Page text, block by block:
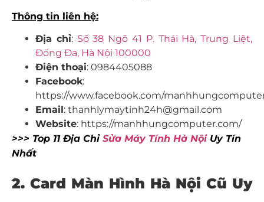
Thông tin liên hệ:
Địa chỉ: Số 38 Ngõ 41 P. Thái Hà, Trung Liệt,
Đống Đa, Hà Nội 100000
Điện thoại: 0984405088
Facebook:
https://www.facebook.com/
Email: thanhlymaytinh24h@gmail.com
Website: https://manhhungcomputer.com/
>>> Top 11 Địa Chỉ Sửa Máy Tính Hà NộiUy Tín
Nhất
2. Card Màn Hình Hà Nội Cũ Uy